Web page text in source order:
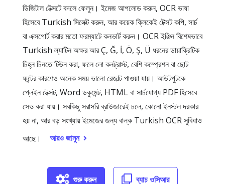
ডিজিটাল টেক্সটে বদলে ফেলুন। ইমেজ আপলোড করুন, OCR ভাষা
হিসেবে Turkish সিলেক্ট করুন, আর কয়েক ক্লিকেই টেক্সট কপি, সার্চ
বা এক্সপোর্ট করার মতো ফরম্যাটে কনভার্ট করুন। OCR ইঞ্জিন বিশেষভাবে
Turkish ল্যাটিন অক্ষর আর Ç, Ğ, İ, Ö, Ş, Ü ধরনের ডায়াক্রিটিক
চিহ্ন চিনতে টিউন করা, ফলে লো কনট্রাস্ট, বেশি কম্প্রেশন বা ছোট
ফন্টের কারণেও অনেক সময় ভালো রেজাল্ট পাওয়া যায়। আউটপুটকে
প্লেইন টেক্সট, Word ডকুমেন্ট, HTML বা সার্চযোগ্য PDF হিসেবে
সেভ করা যায়। সবকিছু সরাসরি ব্রাউজারেই চলে, কোনো ইনস্টল দরকার
হয় না, আর বড় সংখ্যায় ইমেজের জন্য বাল্ক Turkish OCR সুবিধাও
আছে।
আরও জানুন
শুরু করুন ব্যাচ ওসিআর